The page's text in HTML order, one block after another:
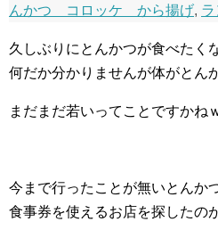
んかつ コロッケ から揚げ,
久しぶりにとんかつが食べたく
何だか分かりませんが体がとん
まだまだ若いってことですかね
今まで行ったことが無いとんか
食事券を使えるお店を探したの